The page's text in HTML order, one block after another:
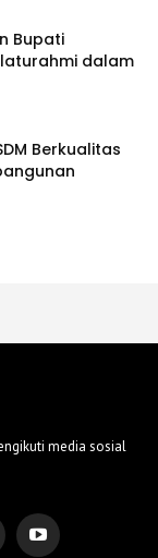
Bupati
dalam
Berkualitas
media sosial